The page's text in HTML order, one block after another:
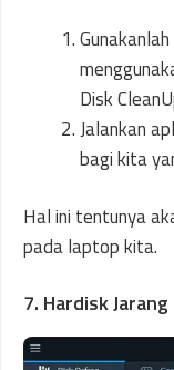
Disk
Jalankan
bagi kita
Hal ini tentunya
pada laptop kita.
7. Hardisk